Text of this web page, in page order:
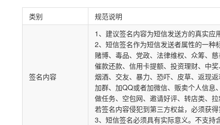
类别 规范说明
签名内容
1、建议签名内容为短信发送方的真实应
2、短信签名作为短信发送者属性的一种
赌博、毒品、党政、法律维权、众筹、
催款还款、信用卡提额、投资理财、中
烟酒、交友、暴力、恐吓、皮草、返现
加群、加QQ或者加微信、贩卖个人信息
做任务、空包网、邀请好评、转店类、
若签名内容侵犯到第三方权益，必须获
3、短信签名必须具有实际意义。不支持